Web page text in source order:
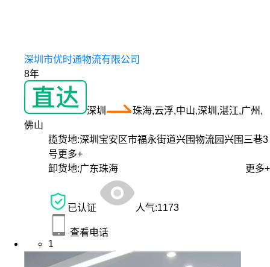
深圳市优时通物流有限公司
8年
深圳
珠海,云浮,中山,深圳,湛江,广州,
佛山
揽货地:深圳宝安区市福永街道兴围物流园兴围三巷3
号更多+
卸货地:广东珠海 更多+
已认证 人气:1173
查看电话
1